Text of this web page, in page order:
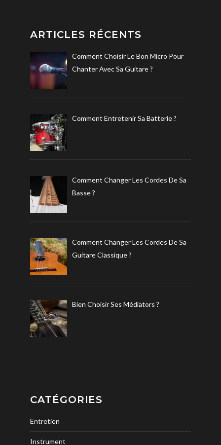
ARTICLES RÉCENTS
Comment Choisir Le Bon Micro Pour
Chanter Avec Sa Guitare ?
Comment Entretenir Sa Batterie ?
Comment Changer Les Cordes De Sa
Basse ?
Comment Changer Les Cordes De Sa
Guitare Classique ?
Bien Choisir Ses Médiators ?
CATÉGORIES
Entretien
Instrument